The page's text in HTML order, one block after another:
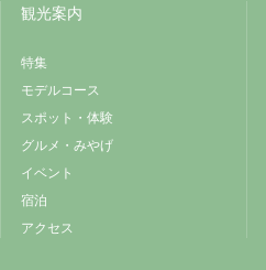
観光案内
特集
モデルコース
スポット・体験
グルメ・みやげ
イベント
宿泊
アクセス